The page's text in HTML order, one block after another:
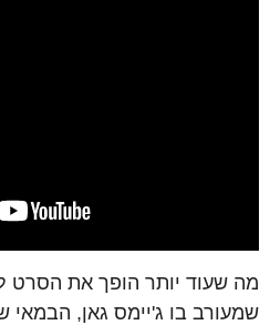
מה שעוד יותר הופך את הסרט
שמעורב בו ג'יימס גאן,